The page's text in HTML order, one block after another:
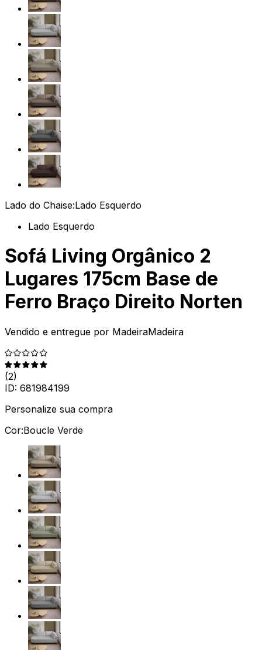
Lado do Chaise:Lado Esquerdo
Lado Esquerdo
Sofá Living Orgânico 2
Lugares 175cm Base de
Ferro Braço Direito Norten
Vendido e entregue por MadeiraMadeira
(2)
ID: 681984199
Personalize sua compra
Cor:Boucle Verde